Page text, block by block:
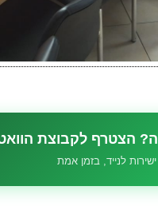
הצטרף לקבוצת
לנייד, בזמן אמת